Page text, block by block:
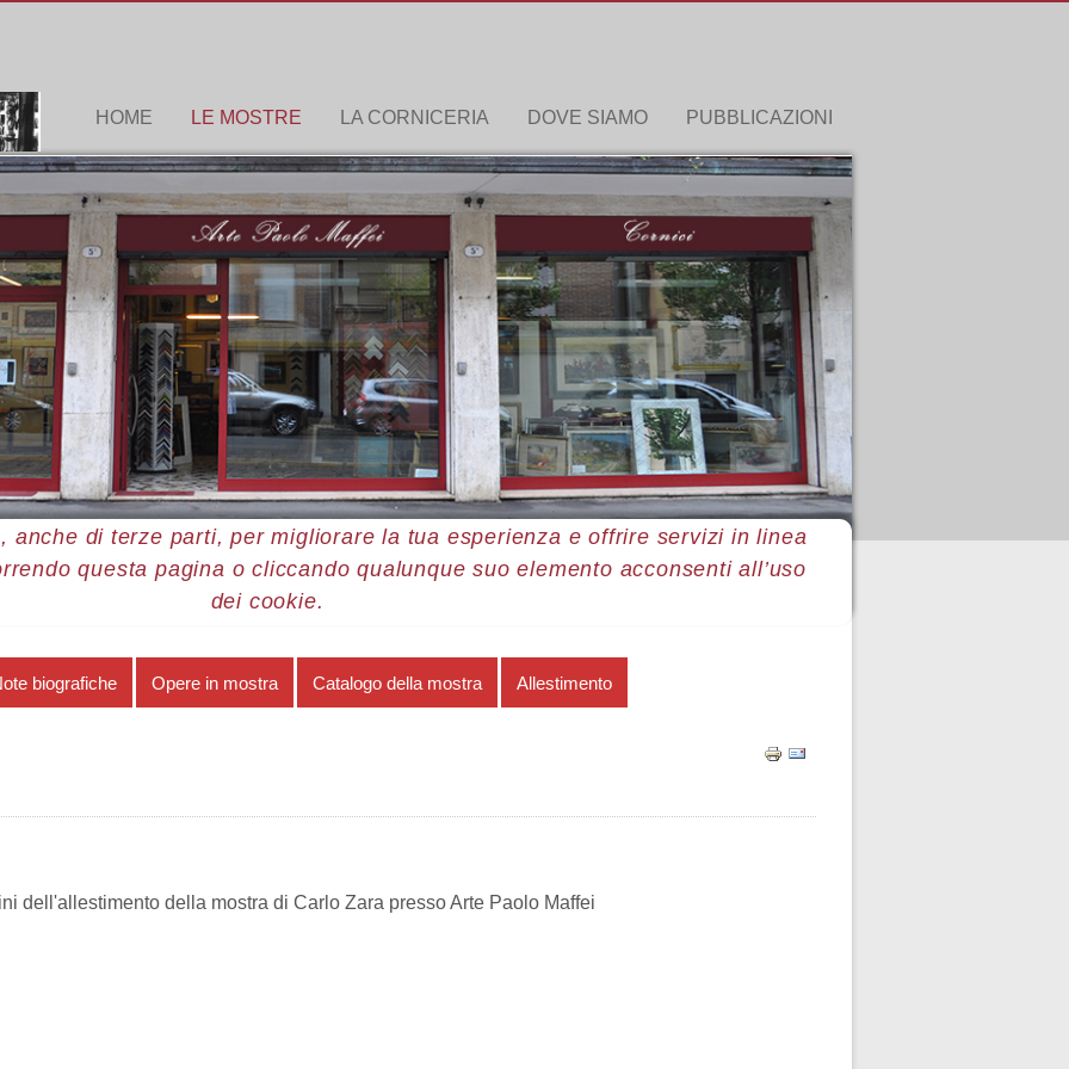
HOME LE MOSTRE LA CORNICERIA DOVE SIAMO PUBBLICAZIONI
anche di terze parti, per migliorare la tua esperienza e offrire servizi in linea
questa pagina o cliccando qualunque suo elemento acconsenti all’uso
dei cookie.
2017 Carlo Zara Allestimento
biografiche Opere in mostra Catalogo della mostra Allestimento
dell'allestimento della mostra di Carlo Zara presso Arte Paolo Maffei